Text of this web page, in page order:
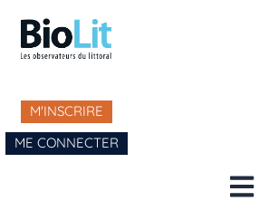
M'INSCRIRE
ME CONNECTER